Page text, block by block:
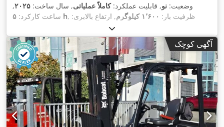
وضعیت: نو, قابلیت عملکرد:کاملاً عملیاتی, سال ساخت: ۲۰۲۵,
ساعت کارکرد: ۵ h , ظرفیت بار: ۱٬۶۰۰ کیلوگرم
, ارتفاع بالابری:
۱٬۵۲۰ میلی‌متر
نوع دکل:تریپلکس, ارتفاع سازه:۲٬۱۰۸ میلی‌متر
, طول شاخک‌ها:
۱٬۱۵۰ میلی‌متر
, وزن خالی:۱٬۳۴۰ کیلوگرم , طول کل:۱٬۹۶۴
میلی‌متر, نوع سیستم انتقال قدرت:Elektro , عرض ساخت:۸۲۰
میلی‌متر,
آگهی کوچک